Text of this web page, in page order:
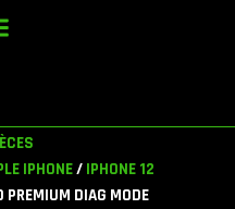
IPHONE/ IPHONE 12
PREMIUM DIAG MODE